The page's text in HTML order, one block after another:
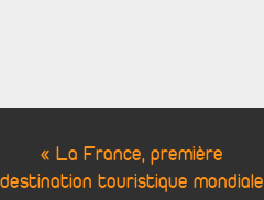
« La France, première
destination touristique mondiale